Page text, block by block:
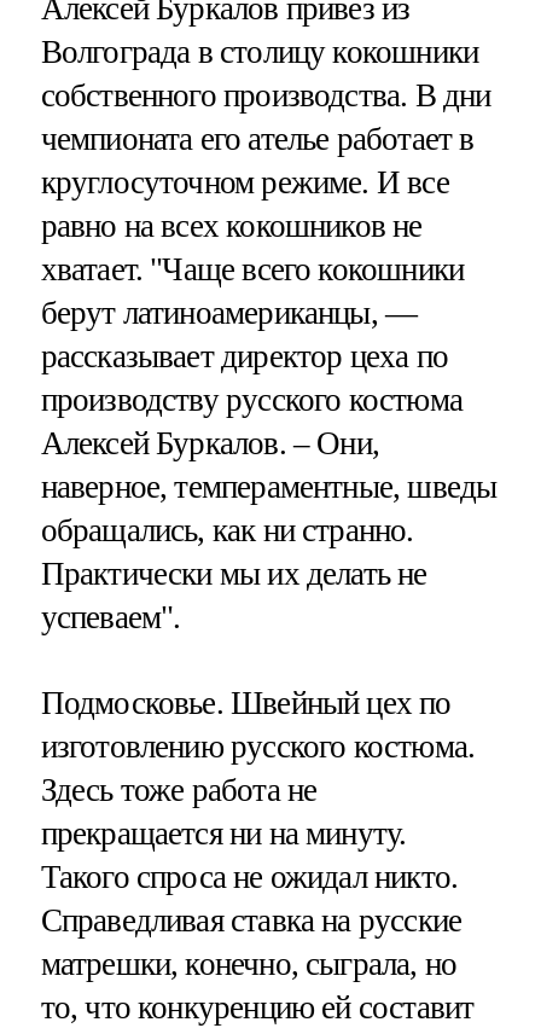
Алексей Буркалов привез из
Волгограда в столицу кокошники
собственного производства. В дни
чемпионата его ателье работает в
круглосуточном режиме. И все
равно на всех кокошников не
хватает. "Чаще всего кокошники
берут латиноамериканцы, —
рассказывает директор цеха по
производству русского костюма
Алексей Буркалов. – Они,
наверное, темпераментные, шведы
обращались, как ни странно.
Практически мы их делать не
успеваем".
Подмосковье. Швейный цех по
изготовлению русского костюма.
Здесь тоже работа не
прекращается ни на минуту.
Такого спроса не ожидал никто.
Справедливая ставка на русские
матрешки, конечно, сыграла, но
то, что конкуренцию ей составит